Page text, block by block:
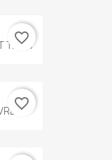
T.634
favorite_border
favorite_border